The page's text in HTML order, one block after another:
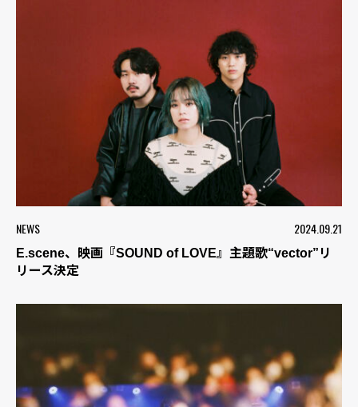
NEWS 2024.09.21
E.scene、映画『SOUND of LOVE』主題歌“vector”リ
リース決定